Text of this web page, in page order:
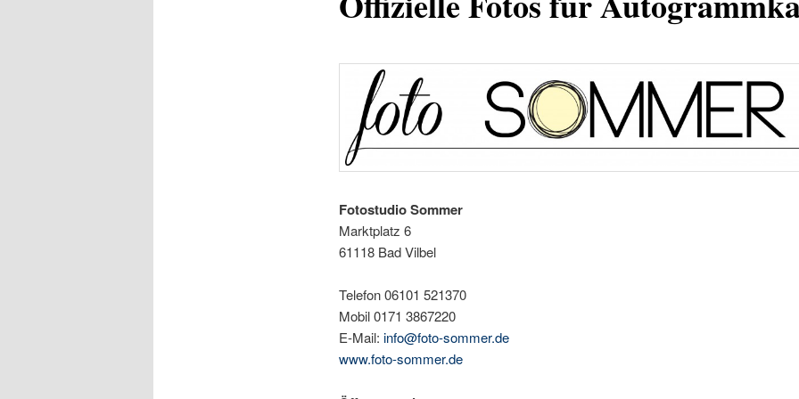
Fotostudio Sommer
Marktplatz 6
61118 Bad Vilbel
Telefon 06101 521370
Mobil 0171 3867220
E-Mail: info@foto-sommer.de
www.foto-sommer.de